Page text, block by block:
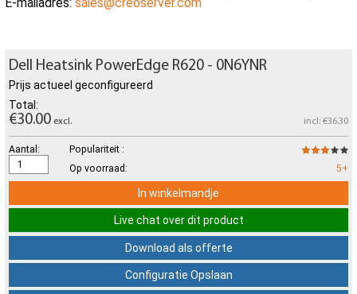
Dell Heatsink PowerEdge R620 - 0N6YNR
Prijs actueel geconfigureerd
Total:
€30.00 excl. incl: €36.30
Aantal:
Populariteit :
Op voorraad:
5+
In winkelmandje
Live chat over dit product
Download als offerte
Configuratie Opslaan